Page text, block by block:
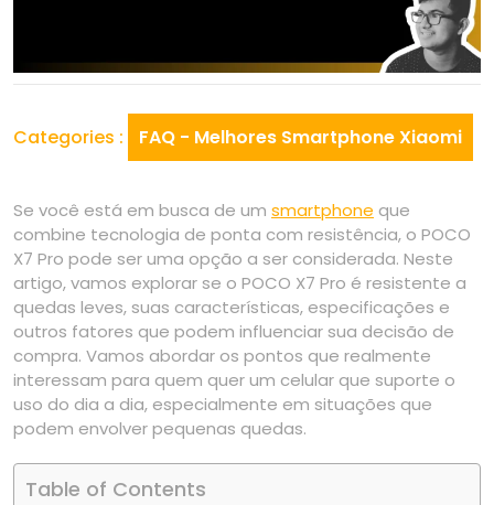
Categories : FAQ - Melhores Smartphone Xiaomi
Se você está em busca de um smartphone que
combine tecnologia de ponta com resistência, o POCO
X7 Pro pode ser uma opção a ser considerada. Neste
artigo, vamos explorar se o POCO X7 Pro é resistente a
quedas leves, suas características, especificações e
outros fatores que podem influenciar sua decisão de
compra. Vamos abordar os pontos que realmente
interessam para quem quer um celular que suporte o
uso do dia a dia, especialmente em situações que
podem envolver pequenas quedas.
Table of Contents